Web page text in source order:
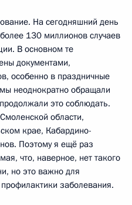
На сегодняшний день
130 миллионов случаев
В основном те
документами,
особенно в праздничные
неоднократно обращали
это соблюдать.
области,
крае, Кабардино-
Поэтому я ещё раз
что, наверное, нет такого
но это важно для
заболевания.